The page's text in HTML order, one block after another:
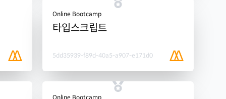
Online Bootcamp
타입스크립트
5dd35939-f89d-40a5-a907-e171d0
Online Bootcamp